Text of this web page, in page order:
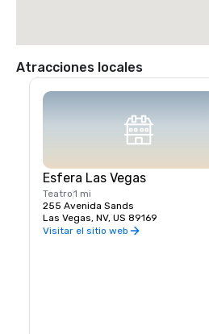
Atracciones locales
Esfera Las Vegas
Teatro1 mi
255 Avenida Sands
Las Vegas, NV, US 89169
Visitar el sitio web